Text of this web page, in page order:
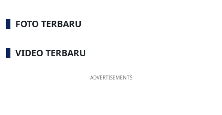
FOTO TERBARU
VIDEO TERBARU
ADVERTISEMENTS